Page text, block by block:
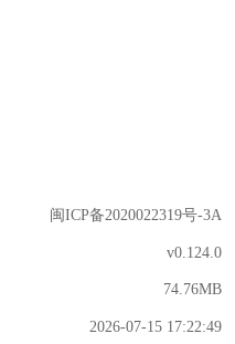
闽ICP备2020022319号-3A
v0.124.0
74.76MB
2026-07-15 17:22:49